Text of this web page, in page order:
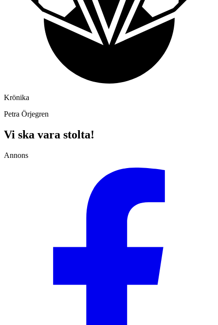
Krönika
Petra Örjegren
Vi ska vara stolta!
Annons